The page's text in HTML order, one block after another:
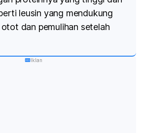
leusin yang mendukung
dan pemulihan setelah
Iklan